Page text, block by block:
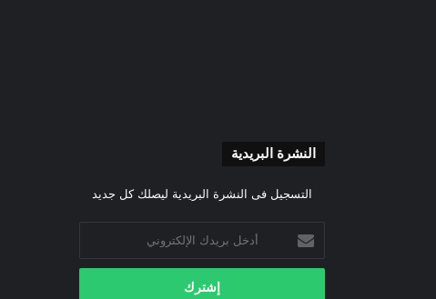
النشرة البريدية
التسجيل فى النشرة البريدية ليصلك كل جديد
بريدك
الإلكتروني